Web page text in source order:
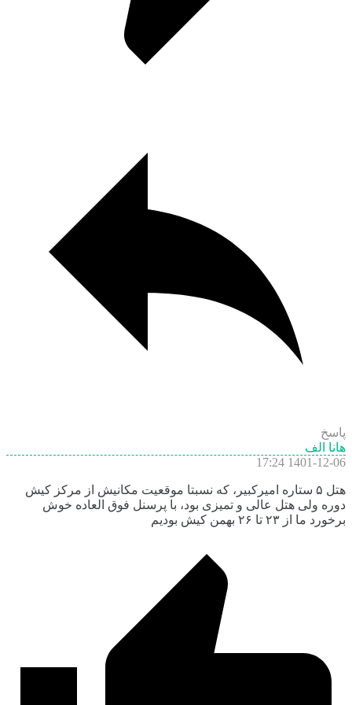
پاسخ
هانا الف
1401-12-06 17:24
هتل ۵ ستاره امیرکبیر، که نسبتا موقعیت مکانیش از مرکز کیش
دوره ولی هتل عالی و تمیزی بود، با پرسنل فوق العاده خوش
برخورد ما از ۲۳ تا ۲۶ بهمن کیش بودیم